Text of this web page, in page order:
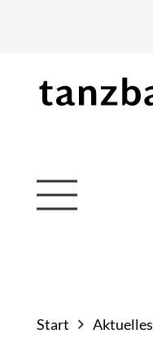
Start Aktuelles